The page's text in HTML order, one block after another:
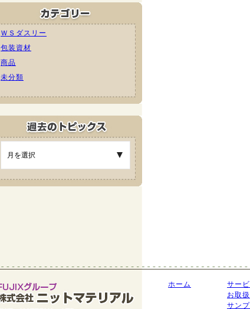
ＷＳダスリー
包装資材
商品
未分類
ホーム
サー
お取
サン